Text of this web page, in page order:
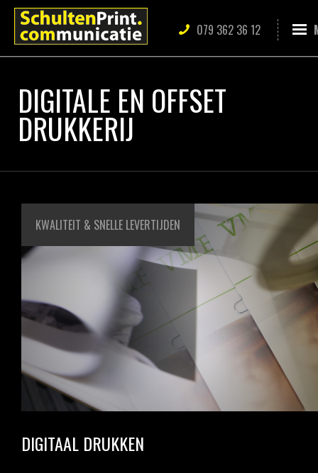
079 362 36 12
DIGITALE EN OFFSET
DRUKKERIJ
KWALITEIT & SNELLE LEVERTIJDEN
DIGITAAL DRUKKEN